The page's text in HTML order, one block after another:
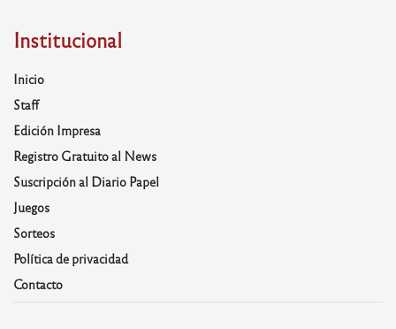
Institucional
Inicio
Staff
Edición Impresa
Registro Gratuito al News
Suscripción al Diario Papel
Juegos
Sorteos
Política de privacidad
Contacto